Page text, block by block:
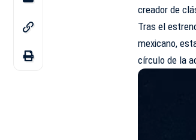
creador de
Tras el
mexicano,
círculo de la